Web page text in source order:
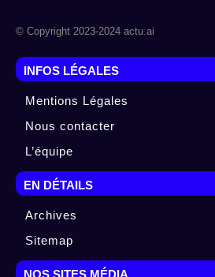
© Copyright 2023-2024 actu.ai
INFOS LÉGALES
Mentions Légales
Nous contacter
L’équipe
EN DÉTAILS
Archives
Sitemap
NOS SITES MÉDIA